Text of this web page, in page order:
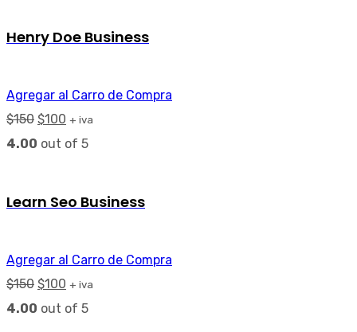
Henry Doe Business
Agregar al Carro de Compra
$150 $100 + iva
4.00 out of 5
Learn Seo Business
Agregar al Carro de Compra
$150 $100 + iva
4.00 out of 5